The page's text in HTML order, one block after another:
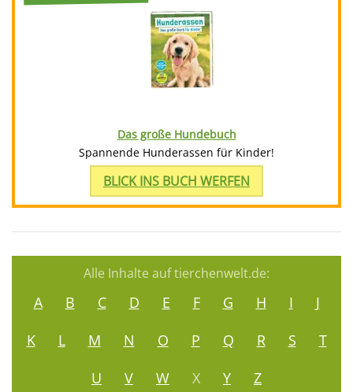
Das große Hundebuch
Spannende Hunderassen für Kinder!
BLICK INS BUCH WERFEN
Alle Inhalte auf tierchenwelt.de:
A B C D E F G H I
J
K
L M N O P Q R S
T
U
V W X Y Z